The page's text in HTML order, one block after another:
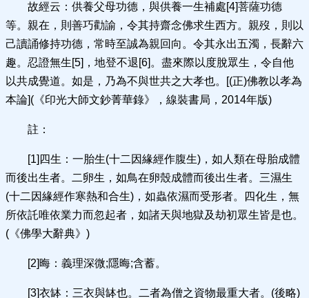
故經云：供養父母功德，與供養一生補處[4]菩薩功德
等。親在，則善巧勸諭，令其持齋念佛求生西方。親歿，則以
己讀誦修持功德，常時至誠為親回向。令其永出五濁，長辭六
趣。忍證無生[5]，地登不退[6]。盡來際以度脫眾生，令自他
以共成覺道。如是，乃為不與世共之大孝也。[(正)佛教以孝為
本論](《印光大師文鈔菁華錄》，線裝書局，2014年版)
註：
[1]四生：一胎生(十二因緣經作腹生)，如人類在母胎成體
而後出生者。二卵生，如鳥在卵殼成體而後出生者。三濕生
(十二因緣經作寒熱和合生)，如蟲依濕而受形者。四化生，無
所依託唯依業力而忽起者，如諸天與地獄及劫初眾生皆是也。
(《佛學大辭典》)
[2]晦：義理深微;隱晦;含蓄。
[3]衣缽：三衣與缽也。二者為僧之資物最重大者。(後略)